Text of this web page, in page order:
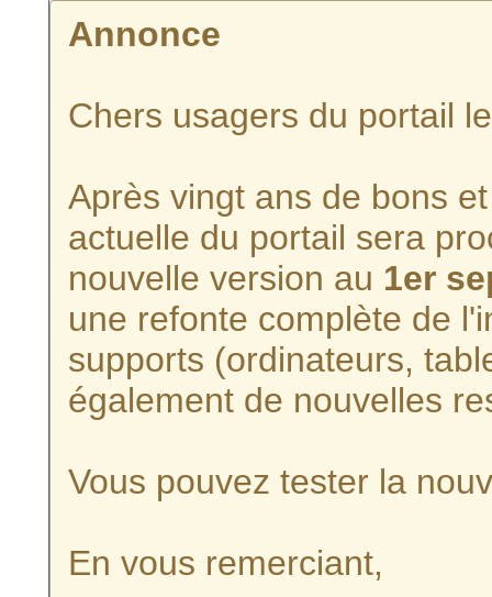
Annonce
Chers usagers du portail
Après vingt ans de bons
actuelle du portail sera
nouvelle version au 1er
une refonte complète de
supports (ordinateurs,
également de nouvelles
Vous pouvez tester la
En vous remerciant,